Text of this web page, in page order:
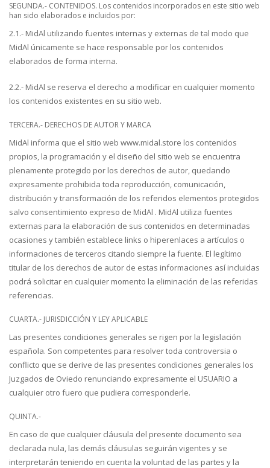
SEGUNDA.- CONTENIDOS. Los contenidos incorporados en este sitio web
han sido elaborados e incluidos por:
2.1.- MidAl utilizando fuentes internas y externas de tal modo que
MidAl únicamente se hace responsable por los contenidos
elaborados de forma interna.
2.2.- MidAl se reserva el derecho a modificar en cualquier momento
los contenidos existentes en su sitio web.
TERCERA.- DERECHOS DE AUTOR Y MARCA
MidAl informa que el sitio web www.midal.store los contenidos
propios, la programación y el diseño del sitio web se encuentra
plenamente protegido por los derechos de autor, quedando
expresamente prohibida toda reproducción, comunicación,
distribución y transformación de los referidos elementos protegidos
salvo consentimiento expreso de MidAl . MidAl utiliza fuentes
externas para la elaboración de sus contenidos en determinadas
ocasiones y también establece links o hiperenlaces a artículos o
informaciones de terceros citando siempre la fuente. El legítimo
titular de los derechos de autor de estas informaciones así incluidas
podrá solicitar en cualquier momento la eliminación de las referidas
referencias.
CUARTA.- JURISDICCIÓN Y LEY APLICABLE
Las presentes condiciones generales se rigen por la legislación
española. Son competentes para resolver toda controversia o
conflicto que se derive de las presentes condiciones generales los
Juzgados de Oviedo renunciando expresamente el USUARIO a
cualquier otro fuero que pudiera corresponderle.
QUINTA.-
En caso de que cualquier cláusula del presente documento sea
declarada nula, las demás cláusulas seguirán vigentes y se
interpretarán teniendo en cuenta la voluntad de las partes y la